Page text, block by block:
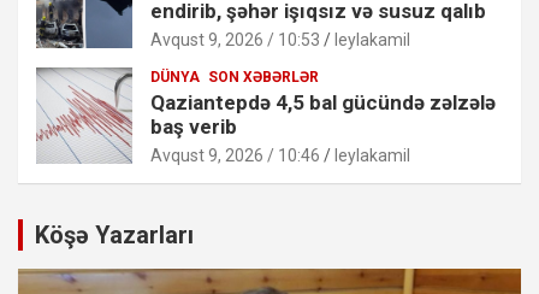
endirib, şəhər işıqsız və susuz qalıb
Avqust 9, 2026 / 10:53 leylakamil
DÜNYA SON XƏBƏRLƏR
Qaziantepdə 4,5 bal gücündə zəlzələ
baş verib
Avqust 9, 2026 / 10:46 leylakamil
Köşə Yazarları